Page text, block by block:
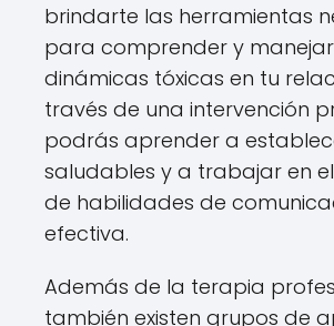
brindarte las herramientas
para comprender y
dinámicas tóxicas en tu
través de una intervención
podrás aprender a
saludables y a trabajar en
de habilidades de
efectiva.
Además de la terapia
también existen grupos de